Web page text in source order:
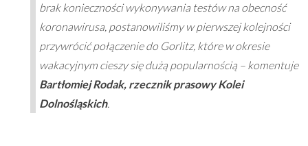
brak konieczności wykonywania testów na obecność
koronawirusa, postanowiliśmy w pierwszej kolejności
przywrócić połączenie do Gorlitz, które w okresie
wakacyjnym cieszy się dużą popularnością– komentuje
Bartłomiej Rodak, rzecznik prasowy Kolei
Dolnośląskich.